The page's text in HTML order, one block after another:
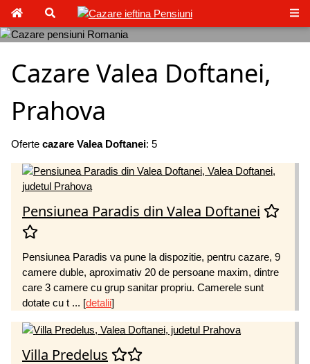
Cazare Valea Doftanei,
Prahova
Oferte cazare Valea Doftanei: 5
Pensiunea Paradis din Valea Doftanei
Pensiunea Paradis va pune la dispozitie, pentru cazare, 9
camere duble, aproximativ 20 de persoane maxim, dintre
care 3 camere cu grup sanitar propriu. Camerele sunt
dotate cu t ... [detalii]
Villa Predelus